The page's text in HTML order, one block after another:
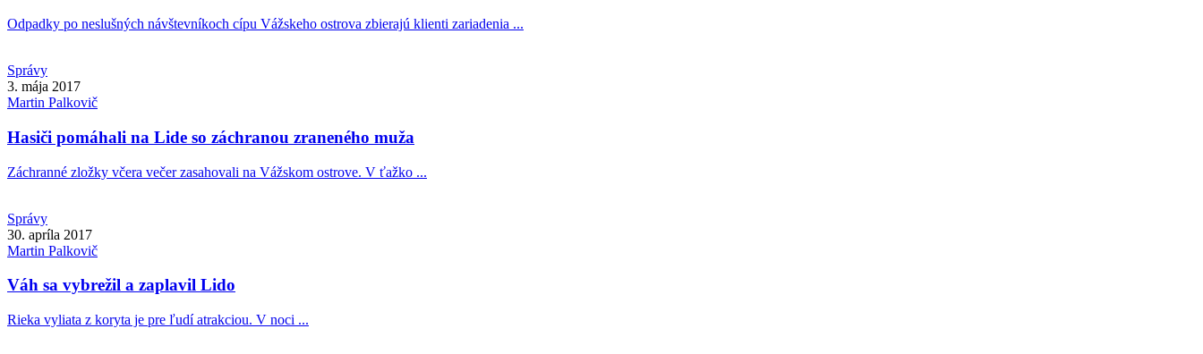
Odpadky po neslušných návštevníkoch cípu Vážskeho ostrova zbierajú klienti zariadenia ...
Správy
3. mája 2017
Martin Palkovič
Hasiči pomáhali na Lide so záchranou zraneného muža
Záchranné zložky včera večer zasahovali na Vážskom ostrove. V ťažko ...
Správy
30. apríla 2017
Martin Palkovič
Váh sa vybrežil a zaplavil Lido
Rieka vyliata z koryta je pre ľudí atrakciou. V noci ...